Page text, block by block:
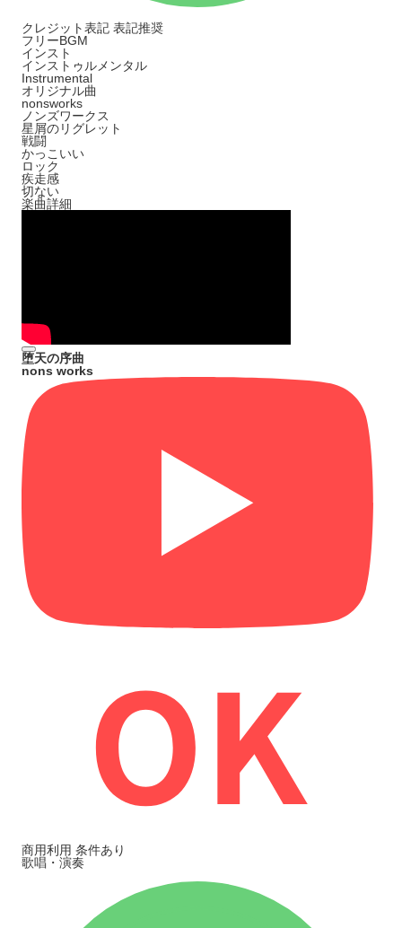
クレジット表記 表記推奨
フリーBGM
インスト
インストゥルメンタル
Instrumental
オリジナル曲
nonsworks
ノンズワークス
星屑のリグレット
戦闘
かっこいい
ロック
疾走感
切ない
楽曲詳細
堕天の序曲
nons works
商用利用 条件あり
歌唱・演奏